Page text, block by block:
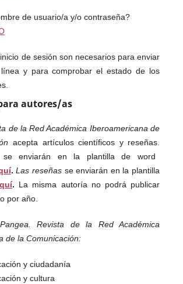
de usuario/a y/o contraseña?
de sesión son necesarios para enviar
y para comprobar el estado de los
autores/as
de la Red Académica Iberoamericana de
acepta artículos científicos y reseñas.
se enviarán en la plantilla de word
. Las reseñasse enviarán en la plantilla
. La misma autoría no podrá publicar
por año.
Pangea. Revista de la Red Académica
de la Comunicación:
y ciudadanía
y cultura